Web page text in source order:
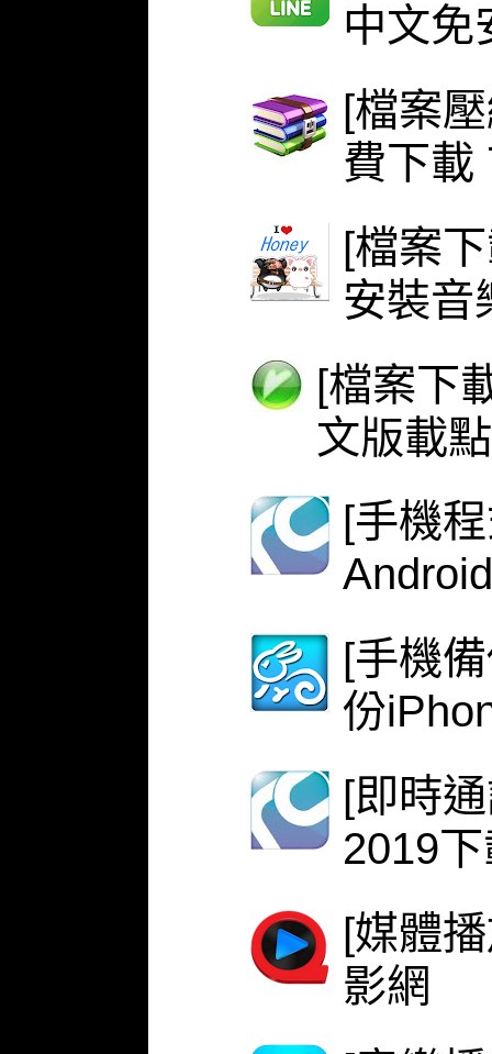
中文免
[檔案
費下載
[檔案
安裝音
[檔案下
文版載點
[手機
Android
[手機
份
[即時
2019
[媒體
影網